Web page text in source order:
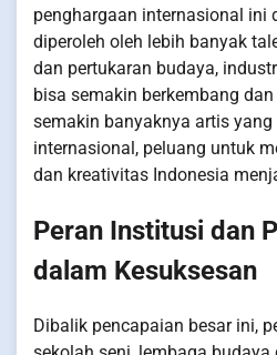
penghargaan internasional ini
diperoleh oleh lebih banyak
dan pertukaran budaya,
bisa semakin berkembang
semakin banyaknya artis
internasional, peluang untuk
dan kreativitas Indonesia
Peran Institusi dan
dalam Kesuksesan
Dibalik pencapaian besar ini,